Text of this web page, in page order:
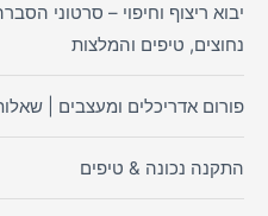
יבוא ריצוף וחיפוי – סרטוני
נחוצים, טיפים והמלצות
פורום אדריכלים ומעצבים |
התקנה נכונה & טיפים